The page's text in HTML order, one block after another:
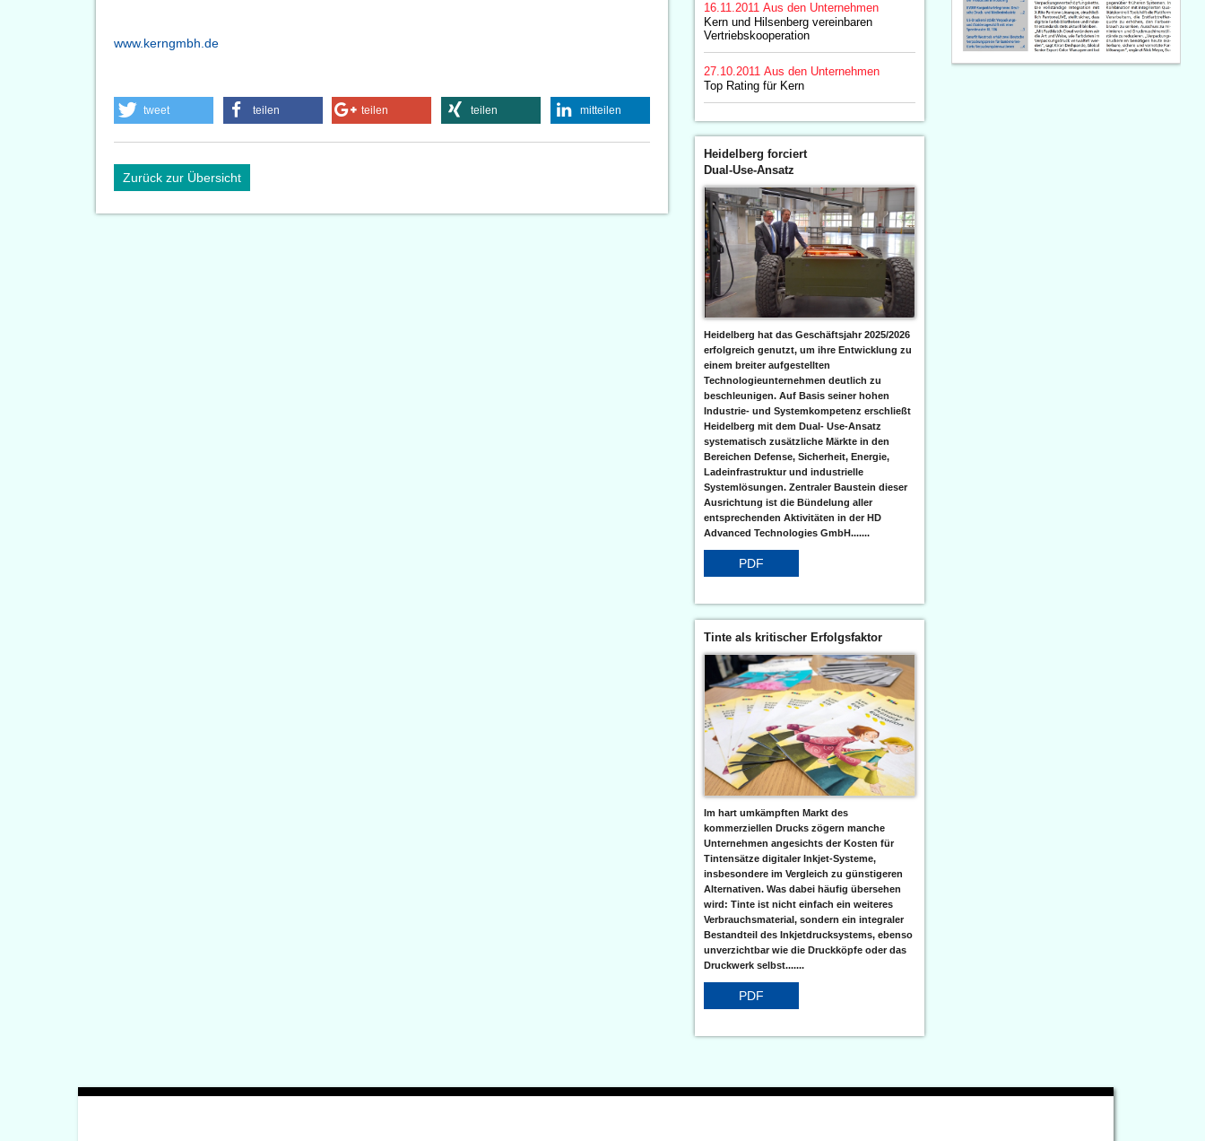
www.kerngmbh.de
tweet teilen teilen teilen mitteilen
Zurück zur Übersicht
16.11.2011 Aus den Unternehmen
Kern und Hilsenberg vereinbaren
Vertriebskooperation
27.10.2011 Aus den Unternehmen
Top Rating für Kern
Heidelberg forciert
Dual-Use-Ansatz
Heidelberg hat das Geschäftsjahr 2025/2026
erfolgreich genutzt, um ihre Entwicklung zu
einem breiter aufgestellten
Technologieunternehmen deutlich zu
beschleunigen. Auf Basis seiner hohen
Industrie- und Systemkompetenz erschließt
Heidelberg mit dem Dual- Use-Ansatz
systematisch zusätzliche Märkte in den
Bereichen Defense, Sicherheit, Energie,
Ladeinfrastruktur und industrielle
Systemlösungen. Zentraler Baustein dieser
Ausrichtung ist die Bündelung aller
entsprechenden Aktivitäten in der HD
Advanced Technologies GmbH.......
PDF
Tinte als kritischer Erfolgsfaktor
Im hart umkämpften Markt des
kommerziellen Drucks zögern manche
Unternehmen angesichts der Kosten für
Tintensätze digitaler Inkjet-Systeme,
insbesondere im Vergleich zu günstigeren
Alternativen. Was dabei häufig übersehen
wird: Tinte ist nicht einfach ein weiteres
Verbrauchsmaterial, sondern ein integraler
Bestandteil des Inkjetdrucksystems, ebenso
unverzichtbar wie die Druckköpfe oder das
Druckwerk selbst.......
PDF